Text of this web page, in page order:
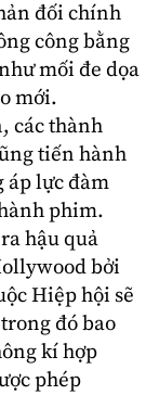
đối chính
công bằng
mối đe dọa
mới.
các thành
tiến hành
áp lực đàm
phim.
hậu quả
bởi
Hiệp hội sẽ
đó bao
kí hợp
phép